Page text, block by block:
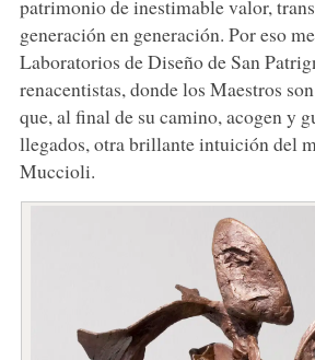
patrimonio de inestimable valor,
generación en generación. Por eso
Laboratorios de Diseño de San
renacentistas, donde los Maestros
que, al final de su camino, acogen y
llegados, otra brillante intuición del
Muccioli.